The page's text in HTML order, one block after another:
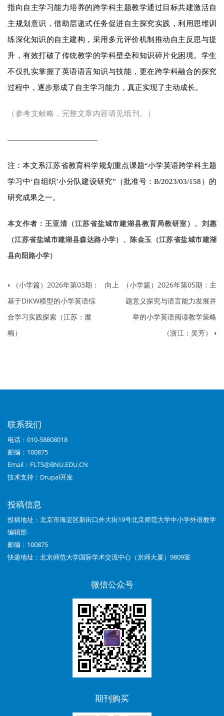
指向自主学习能力培养的跨学科主题教学通过目标共建激活自
主规划意识，借助层递式任务促进自主探究实践，利用思维训
练深化知识的自主建构，采用多元评价机制推动自主反思与提
升，有效打破了传统教学的学科壁垒和知识碎片化困境。学生
不仅扎实掌握了英语语言知识与技能，更在跨学科融合的探究
过程中，逐步形成了自主学习能力，真正实现了主动成长。
（参考文献略，完整文章内容请见纸刊。）
————————————
注：本文系江苏省教育科学规划重点课题“小学英语跨学科主题
学习中‘自组织’小分队建设研究”（批准号：B/2023/03/158）的
研究成果之一。
本文作者：王亚清（江苏省盐城市建湖县教育局教研室）、刘惠
（江苏省盐城市建湖县森达路小学）、陈金玉（江苏省盐城市建湖
县向阳路小学）
书
籍
遍
学
篇）
2026
年
04
期：
指
向
‹ （小学篇）2026年第03期：
基于DIKW模型的小学英语综
合学习实践探索（江苏：糜
梅）
向上
（小学篇）2026年第05期：主
题意义探究与语言能力发展并
举的小学英语阅读教学策略
（浙江：吴芳） ›
联系我们
电话：010-58808018
邮编：100875
Email：FLTS@BNU.EDU.CN
技术支持： Drupal开发
投稿信息
投稿地址：北京市海淀区新街口外大街19号北京师范大学中小学外语教学
编辑部
邮编：100875
快递地址：北京师范大学国际学术交流中心（京师大厦）9809室
微信公众号
期刊购买